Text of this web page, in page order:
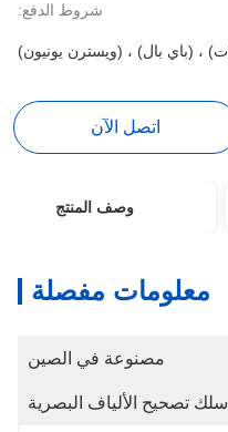
شروط الدفع:
، (باي بال) ، (ويسترن يونيون)
اتصل الآن
وصف المنتج
معلومات مفصلة
مصنوعة في الصين
سلك تصحيح الألياف البصرية